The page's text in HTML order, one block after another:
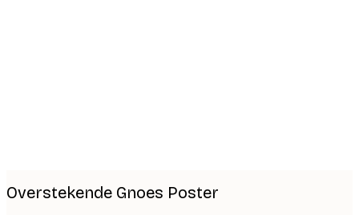
Overstekende Gnoes Poster